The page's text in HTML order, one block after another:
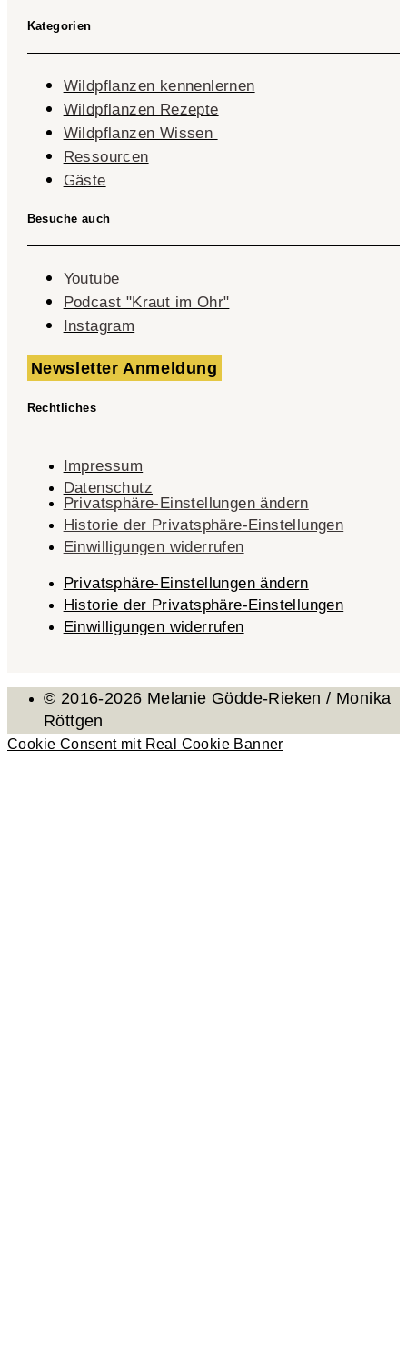
Kategorien
Wildpflanzen kennenlernen
Wildpflanzen Rezepte
Wildpflanzen Wissen ​
Ressourcen
Gäste
Besuche auch
Youtube
Podcast "Kraut im Ohr"
Instagram
Newsletter Anmeldung
Rechtliches
Impressum
Datenschutz
Privatsphäre-Einstellungen ändern
Historie der Privatsphäre-Einstellungen
Einwilligungen widerrufen
Privatsphäre-Einstellungen ändern
Historie der Privatsphäre-Einstellungen
Einwilligungen widerrufen
© 2016-2026 Melanie Gödde-Rieken / Monika
Röttgen
Cookie Consent mit Real Cookie Banner